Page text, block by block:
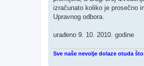
izračunato koliko je prosečno
Upravnog odbora.
urađeno 9. 10. 2010. godine
Sve naše nevolje dolaze otuda